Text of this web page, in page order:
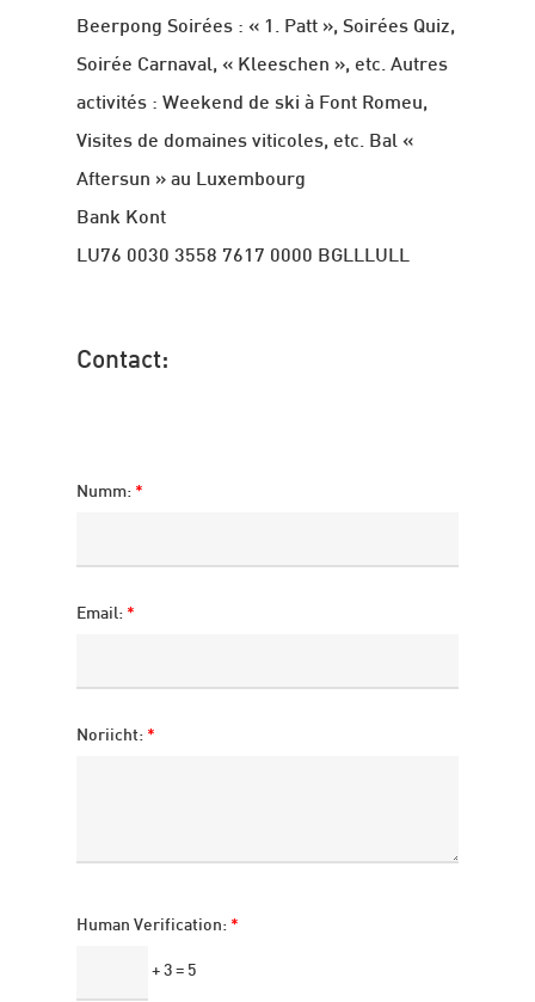
Beerpong Soirées : « 1. Patt », Soirées Quiz,
Soirée Carnaval, « Kleeschen », etc. Autres
activités : Weekend de ski à Font Romeu,
Visites de domaines viticoles, etc. Bal «
Aftersun » au Luxembourg
Bank Kont
LU76 0030 3558 7617 0000 BGLLLULL
Contact:
Numm: *
Email: *
Noriicht: *
Human Verification: *
+ 3 = 5